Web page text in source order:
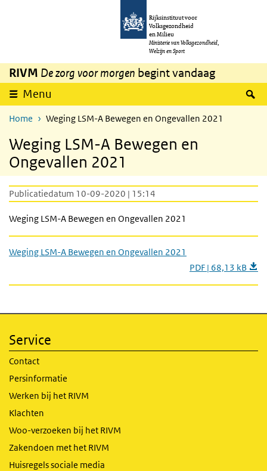
Overslaan en naar de inhoud gaan
Rijksinstituut voor
Volksgezondheid
en Milieu
Ministerie van Volksgezondheid,
Welzijn en Sport
RIVM De zorg voor morgen begint vandaag
Menu
Home Weging LSM-A Bewegen en Ongevallen 2021
Weging LSM-A Bewegen en
Ongevallen 2021
Publicatiedatum 10-09-2020 | 15:14
Weging LSM-A Bewegen en Ongevallen 2021
Weging LSM-A Bewegen en Ongevallen 2021
PDF | 68,13 kB
Service
Contact
Persinformatie
Werken bij het RIVM
Klachten
Woo-verzoeken bij het RIVM
Zakendoen met het RIVM
Huisregels sociale media